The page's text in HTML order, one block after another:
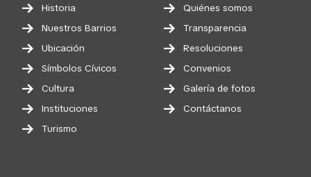
Historia
Nuestros Barrios
Ubicación
Símbolos Cívicos
Cultura
Instituciones
Turismo
Quiénes somos
Transparencia
Resoluciones
Convenios
Galería de fotos
Contáctanos